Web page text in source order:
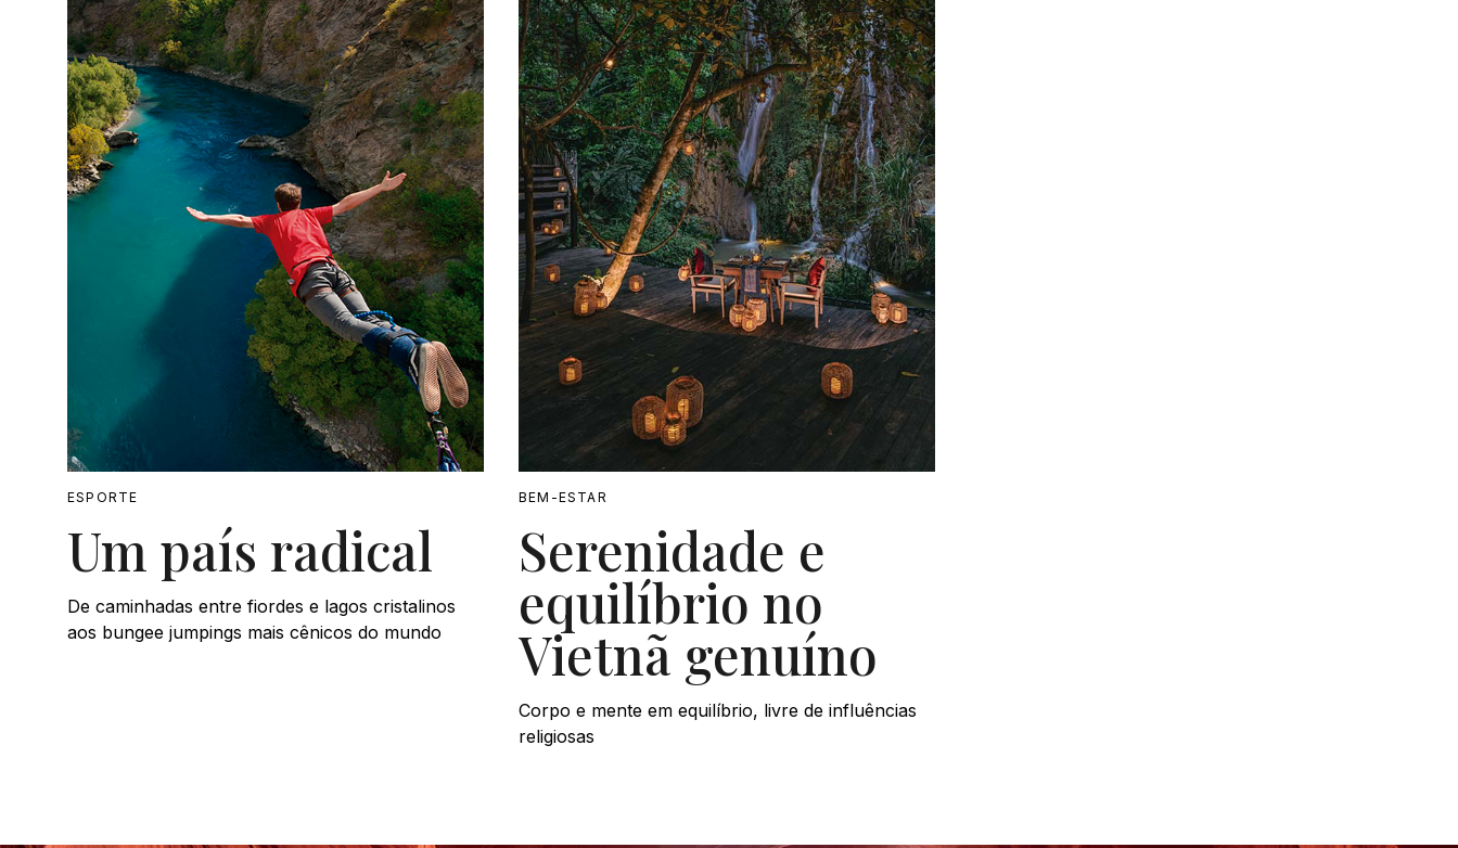
Proudly
ESPORTE
Um país radical
De caminhadas entre fiordes e lagos cristalinos
aos bungee jumpings mais cênicos do mundo
BEM-ESTAR
Serenidade e
equilíbrio no
Vietnã genuíno
Corpo e mente em equilíbrio, livre de influências
religiosas